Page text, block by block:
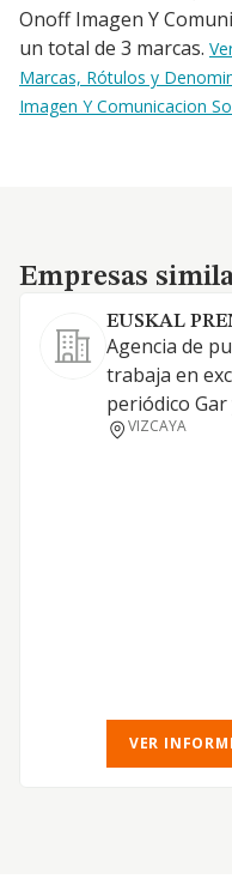
Onoff Imagen Y
un total de 3 marcas.
Marcas, Rótulos y
Imagen Y Comunicacion
Empresas similares
Empresas
EUSKAL
Agencia de
trabaja en
periódico
VIZCAYA
VER